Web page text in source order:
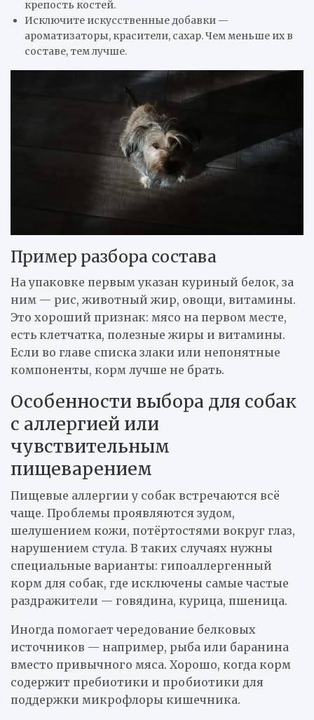
крепость костей.
Исключите искусственные добавки —
ароматизаторы, красители, сахар. Чем меньше их в
составе, тем лучше.
Пример разбора состава
На упаковке первым указан куриный белок, за
ним — рис, животный жир, овощи, витамины.
Это хороший признак: мясо на первом месте,
есть клетчатка, полезные жиры и витамины.
Если во главе списка злаки или непонятные
компоненты, корм лучше не брать.
Особенности выбора для собак
с аллергией или
чувствительным
пищеварением
Пищевые аллергии у собак встречаются всё
чаще. Проблемы проявляются зудом,
шелушением кожи, потёртостями вокруг глаз,
нарушением стула. В таких случаях нужны
специальные варианты: гипоаллергенный
корм для собак, где исключены самые частые
раздражители — говядина, курица, пшеница.
Иногда помогает чередование белковых
источников — например, рыба или баранина
вместо привычного мяса. Хорошо, когда корм
содержит пребиотики и пробиотики для
поддержки микрофлоры кишечника.